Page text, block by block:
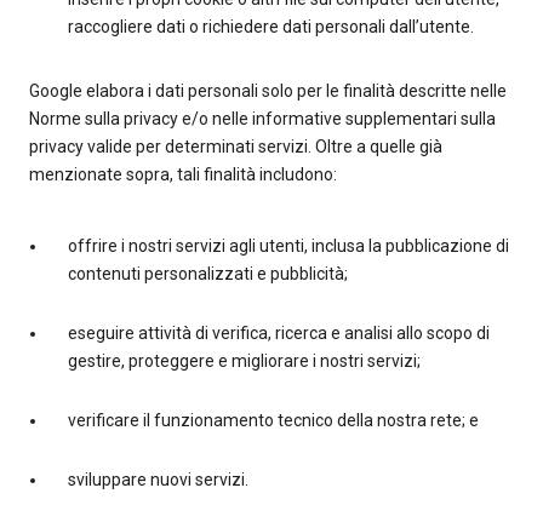
raccogliere dati o richiedere dati personali dall’utente.
Google elabora i dati personali solo per le finalità descritte nelle
Norme sulla privacy e/o nelle informative supplementari sulla
privacy valide per determinati servizi. Oltre a quelle già
menzionate sopra, tali finalità includono:
offrire i nostri servizi agli utenti, inclusa la pubblicazione di
contenuti personalizzati e pubblicità;
eseguire attività di verifica, ricerca e analisi allo scopo di
gestire, proteggere e migliorare i nostri servizi;
verificare il funzionamento tecnico della nostra rete; e
sviluppare nuovi servizi.